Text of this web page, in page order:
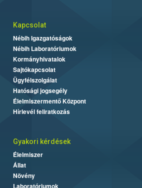
Kapcsolat
Nébih Igazgatóságok
Nébih Laboratóriumok
Kormányhivatalok
Sajtókapcsolat
Ügyfélszolgálat
Hatósági jogsegély
Élelmiszermentő Központ
Hírlevél feliratkozás
Gyakori kérdések
Élelmiszer
Állat
Növény
Laboratóriumok